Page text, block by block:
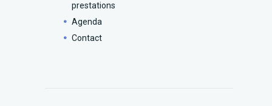
prestations
Agenda
Contact